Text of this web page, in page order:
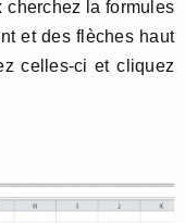
cherchez la formules
et des flèches haut
celles-ci et cliquez